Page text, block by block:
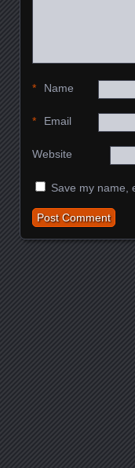
Name
*
Email
*
Website
Save my name,